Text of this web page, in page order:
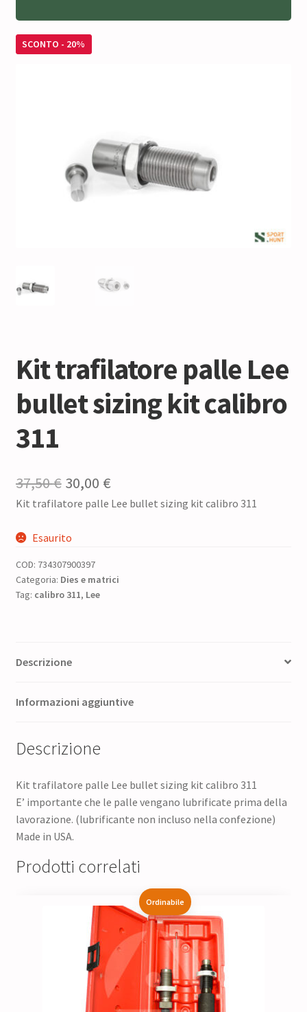
SCONTO - 20%
Kit trafilatore palle Lee
bullet sizing kit calibro
311
37,50€ Il
prezzo
originale
37,50 €.
30,00 €Il
prezzo
30,00 €.
Kit trafilatore palle Lee bullet sizing kit calibro 311
Esaurito
COD: 734307900397
Categoria: Dies e matrici
Tag: calibro 311, Lee
Descrizione
Informazioni aggiuntive
Descrizione
Kit trafilatore palle Lee bullet sizing kit calibro 311
E’ importante che le palle vengano lubrificate prima della
lavorazione. (lubrificante non incluso nella confezione)
Made in USA.
Prodotti correlati
Ordinabile